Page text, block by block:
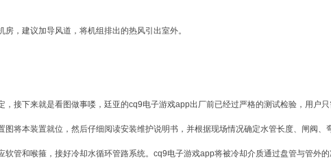
房，建议加导风道，将机组排出的热风引出室外。
，接下来就是看图做事喽，廷亚的cq9电子游戏app出厂前已经过严格的测试检验，用户
图将本装置就位，然后仔细阅读安装维护说明书，并根据现场情况确定水管长度、闸阀、
软管和喉箍，接好冷却水循环管路系统。 cq9电子游戏app将被冷却介质通过盘管与管外